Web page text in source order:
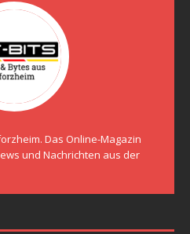
Das Online-Magazin
und Nachrichten aus der